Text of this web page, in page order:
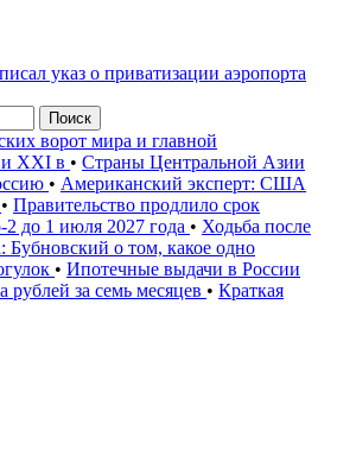
указ о приватизации аэропорта
Поиск
ворот мира и главной
XXI в • Страны Центральной Азии
• Американский эксперт: США
• Правительство продлило срок
до 1 июля 2027 года • Ходьба после
Бубновский о том, какое одно
• Ипотечные выдачи в России
рублей за семь месяцев • Краткая